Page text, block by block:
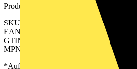
Produktkennzeichen
SKU: 2645770000
EAN: 04050118641202
GTIN: 04050118641202
MPN: CH 5.00/08/90G 3.9SN GN BX
*Auf Anfrage verfügbar - bitte in den